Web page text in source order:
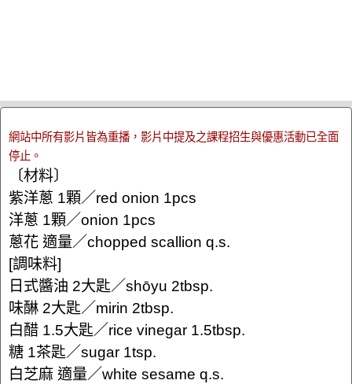
網站中所有影片皆為重播，影片中提及之課程招生與優惠活動已全面
停止。
〔材料〕
紫洋蔥 1顆／red onion 1pcs
洋蔥 1顆／onion 1pcs
蔥花 適量／chopped scallion q.s.
[調味料]
日式醬油 2大匙／shōyu 2tbsp.
味醂 2大匙／mirin 2tbsp.
白醋 1.5大匙／rice vinegar 1.5tbsp.
糖 1茶匙／sugar 1tsp.
白芝麻 適量／white sesame q.s.